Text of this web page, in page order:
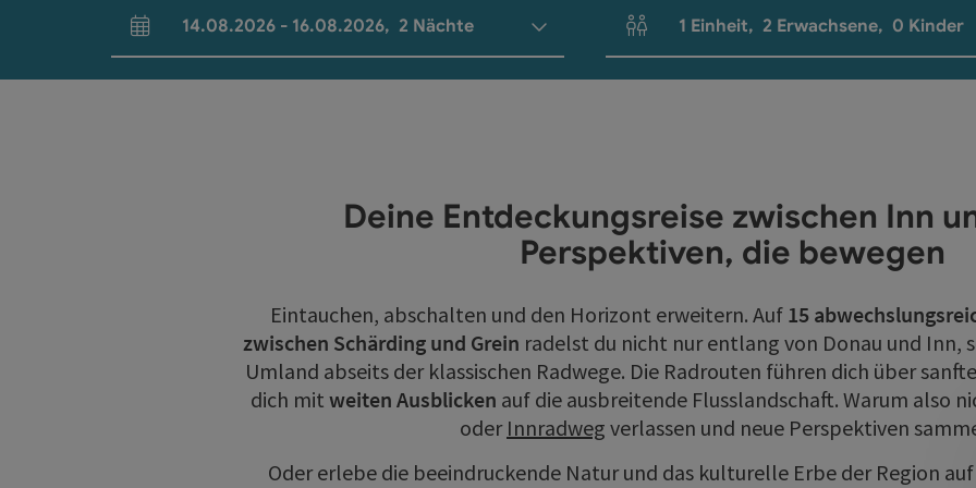
An- und Abreisefelder
14.08.2026 - 16.08.2026, 2 Nächte Einheitenanzahl und Personenfelder
1 Einheit, 2 Erwachsene, 0 Kinder
Deine Entdeckungsreise zwischen Inn
Perspektiven, die bewegen
Eintauchen, abschalten und den Horizont erweitern. Auf 15
zwischen Schärding und Grein radelst du nicht nur entlang von Donau und Inn,
Umland abseits der klassischen Radwege. Die Radrouten führen dich über
dich mit weiten Ausblicken auf die ausbreitende Flusslandschaft. Warum also
oder Innradweg verlassen und neue Perspektiven
Oder erlebe die beeindruckende Natur und das kulturelle Erbe der Region